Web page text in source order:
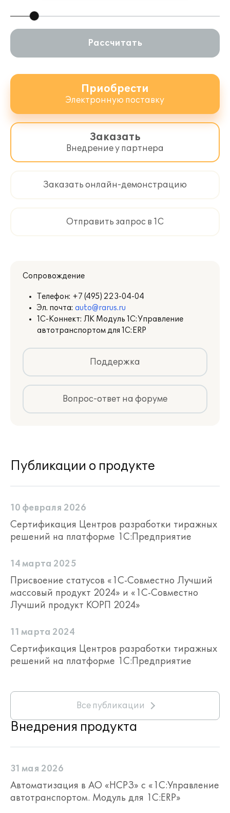
Рассчитать
Приобрести
Электронную поставку
Заказать
Внедрение у партнера
Заказать онлайн-демонстрацию
Отправить запрос в 1С
Сопровождение
Телефон: +7 (495) 223-04-04
Эл. почта: auto@rarus.ru
1С-Коннект: ЛК Модуль 1С:Управление
автотранспортом для 1С:ERP
Поддержка
Вопрос-ответ на форуме
Публикации о продукте
10 февраля 2026
Сертификация Центров разработки тиражных
решений на платформе 1С:Предприятие
14 марта 2025
Присвоение статусов «1С-Совместно Лучший
массовый продукт 2024» и «1С-Совместно
Лучший продукт КОРП 2024»
11 марта 2024
Сертификация Центров разработки тиражных
решений на платформе 1С:Предприятие
Все публикации
Внедрения продукта
31 мая 2026
Автоматизация в АО «НСРЗ» с «1С:Управление
автотранспортом. Модуль для 1С:ERP»